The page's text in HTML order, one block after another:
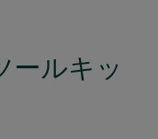
ールキッ